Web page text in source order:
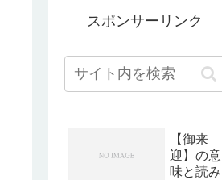
スポンサーリンク
【御来
迎】の意
味と読み